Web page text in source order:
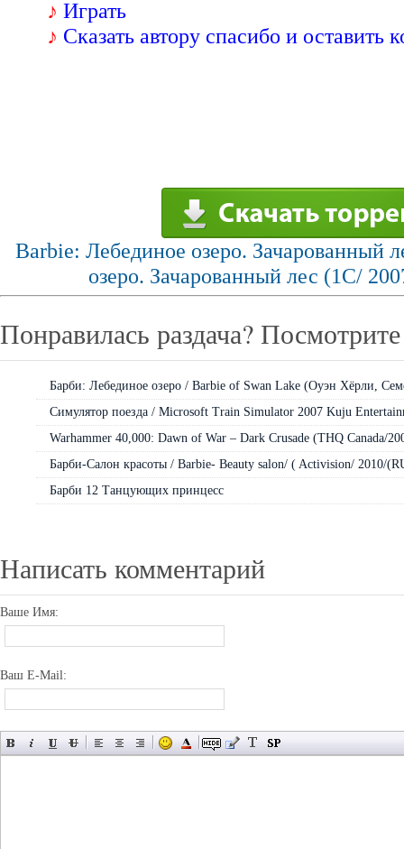
♪ Играть
♪ Сказать автору спасибо и оставить
Barbie: Лебединое озеро. Зачарованный
озеро. Зачарованный лес (1С/
Понравилась раздача?
Барби: Лебединое озеро / Barbie of Swan Lake (Оуэн Хёрли,
Симулятор поезда / Microsoft Train Simulator 2007 Kuju
Warhammer 40,000: Dawn of War – Dark Crusade (THQ Canada/
Барби-Салон красоты / Barbie- Beauty salon/ ( Activision/ 2010/
Барби 12 Танцующих принцесс
Написать комментарий
Ваше Имя:
Ваш E-Mail: